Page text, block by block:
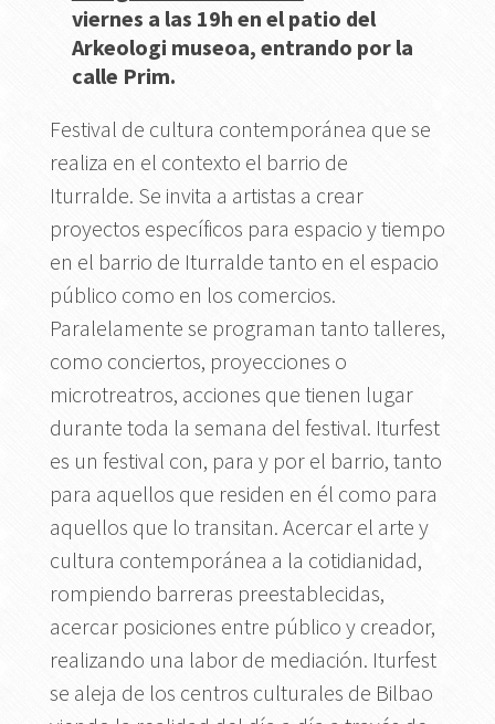
viernes a las 19h en el patio del
Arkeologi museoa, entrando por la
calle Prim.
Festival de cultura contemporánea que se
realiza en el contexto el barrio de
Iturralde. Se invita a artistas a crear
proyectos específicos para espacio y tiempo
en el barrio de Iturralde tanto en el espacio
público como en los comercios.
Paralelamente se programan tanto talleres,
como conciertos, proyecciones o
microtreatros, acciones que tienen lugar
durante toda la semana del festival. Iturfest
es un festival con, para y por el barrio, tanto
para aquellos que residen en él como para
aquellos que lo transitan. Acercar el arte y
cultura contemporánea a la cotidianidad,
rompiendo barreras preestablecidas,
acercar posiciones entre público y creador,
realizando una labor de mediación. Iturfest
se aleja de los centros culturales de Bilbao